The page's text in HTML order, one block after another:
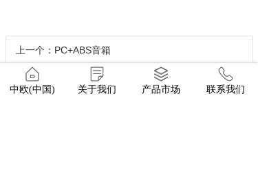
上一个：PC+ABS音箱
下一个：PA手表底壳
中欧(中国) 关于我们 产品市场 联系我们